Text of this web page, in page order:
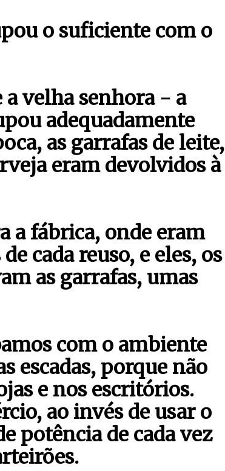
o suficiente com o
velha senhora - a
adequadamente
as garrafas de leite,
eram devolvidos à
a fábrica, onde eram
cada reuso, e eles, os
as garrafas, umas
com o ambiente
escadas, porque não
e nos escritórios.
ao invés de usar o
potência de cada vez